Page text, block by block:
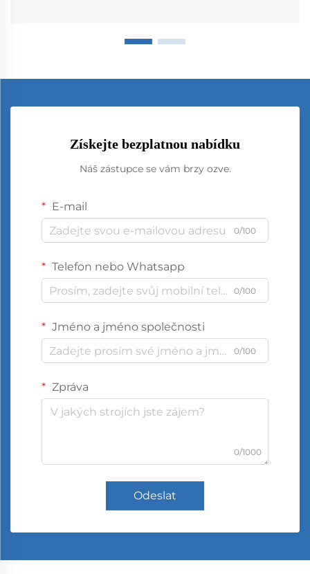
Získejte bezplatnou nabídku
Náš zástupce se vám brzy ozve.
E-mail
0/100
Telefon nebo Whatsapp
0/100
Jméno a jméno společnosti
0/100
Zpráva
0/1000
Odeslat